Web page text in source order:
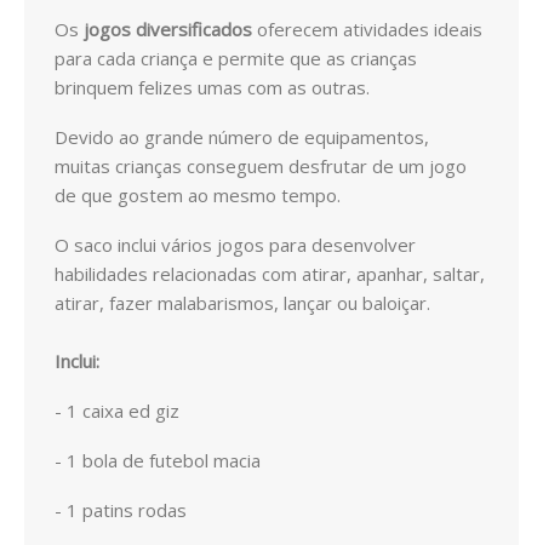
LOGICO PRIMO
LÜK
CONTACTOS
Os jogos diversificados oferecem atividades ideais
para cada criança e permite que as crianças
brinquem felizes umas com as outras.
Devido ao grande número de equipamentos,
muitas crianças conseguem desfrutar de um jogo
de que gostem ao mesmo tempo.
O saco inclui vários jogos para desenvolver
habilidades relacionadas com atirar, apanhar, saltar,
atirar, fazer malabarismos, lançar ou baloiçar.
Inclui:
- 1 caixa ed giz
- 1 bola de futebol macia
- 1 patins rodas